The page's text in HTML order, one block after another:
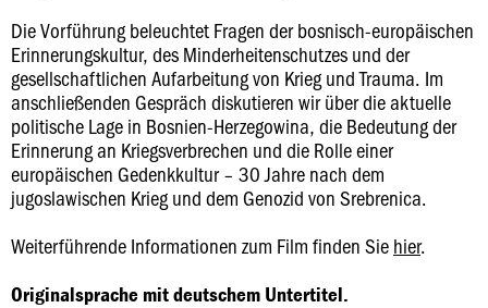
Die Vorführung beleuchtet Fragen der bosnisch-europäischen
Erinnerungskultur, des Minderheitenschutzes und der
gesellschaftlichen Aufarbeitung von Krieg und Trauma. Im
anschließenden Gespräch diskutieren wir über die aktuelle
politische Lage in Bosnien-Herzegowina, die Bedeutung der
Erinnerung an Kriegsverbrechen und die Rolle einer
europäischen Gedenkkultur – 30 Jahre nach dem
jugoslawischen Krieg und dem Genozid von Srebrenica.
Weiterführende Informationen zum Film finden Sie hier.
Originalsprache mit deutschem Untertitel.